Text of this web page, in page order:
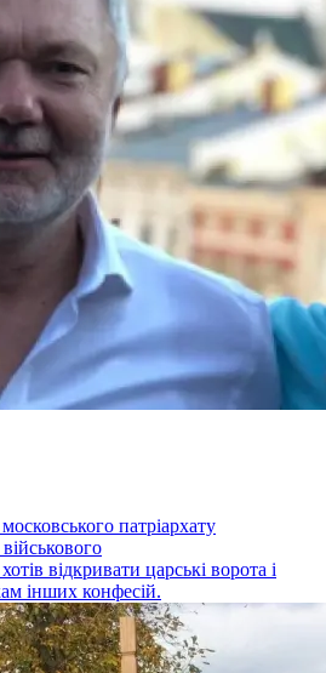
патріархату
відкривати царські ворота і
інших конфесій.